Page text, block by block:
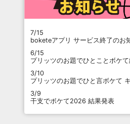
7/15
boketeアプリ サービス終了のお
6/15
プリッツのお題でひとことボケ
3/10
プリッツのお題でひと言ボケて
3/9
干支でボケて2026 結果発表